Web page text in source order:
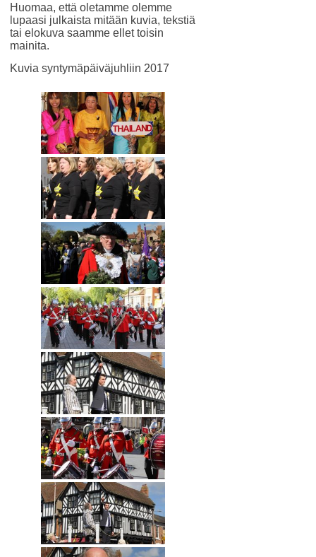
Huomaa, että oletamme olemme
lupaasi julkaista mitään kuvia, tekstiä
tai elokuva saamme ellet toisin
mainita.
Kuvia syntymäpäiväjuhliin 2017